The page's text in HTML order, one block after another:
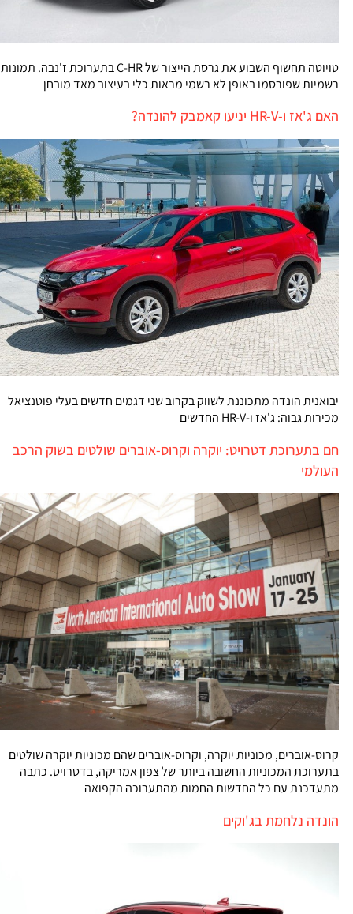
טויוטה תחשוף השבוע את גרסת הייצור של C-HR בתערוכת ז'נבה. תמונות
רשמיות שפורסמו באופן לא רשמי מראות כלי בעיצוב מאד מובחן
האם ג'אז ו-HR-V יניעו קאמבק להונדה?
יבואנית הונדה מתכוננת לשווק בקרוב שני דגמים חדשים בעלי פוטנציאל
מכירות גבוה: ג'אז ו-HR-V החדשים
חם בתערוכת דטרויט: יוקרה וקרוס-אוברים שולטים בשוק הרכב
העולמי
קרוס-אוברים, מכוניות יוקרה, וקרוס-אוברים שהם מכוניות יוקרה שולטים
בתערוכת המכוניות החשובה ביותר של צפון אמריקה, בדטרויט. כתבה
מתעדכנת עם כל החדשות החמות מהתערוכה הקפואה
הונדה נלחמת בג'וקים